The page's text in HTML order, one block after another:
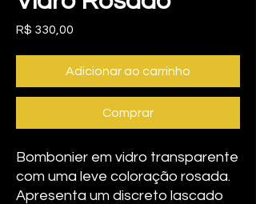
R$ 330,00
Adicionar ao carrinho
Comprar
Bombonier em vidro transparente
com uma leve coloração rosada.
Apresenta um discreto lascado